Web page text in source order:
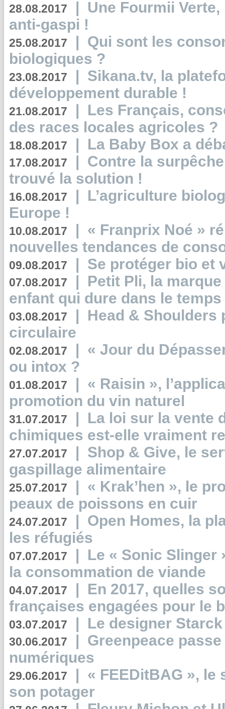
28.08.2017 | Une Fourmii
anti-gaspi !
25.08.2017 | Qui sont les
biologiques ?
23.08.2017 | Sikana.tv, la
développement durable !
21.08.2017 | Les Français,
des races locales agricoles ?
18.08.2017 | La Baby Box a
17.08.2017 | Contre la
trouvé la solution !
16.08.2017 | L’agriculture
Europe !
10.08.2017 | « Franprix Noé »
nouvelles tendances de
09.08.2017 | Se protéger bio et
07.08.2017 | Petit Pli, la
enfant qui dure dans le temps
03.08.2017 | Head & Shoulders
circulaire
02.08.2017 | « Jour du
ou intox ?
01.08.2017 | « Raisin »,
promotion du vin naturel
31.07.2017 | La loi sur la vente
chimiques est-elle vraiment
27.07.2017 | Shop & Give, le
gaspillage alimentaire
25.07.2017 | « Krak’hen », le
peaux de poissons en cuir
24.07.2017 | Open Homes, la
les réfugiés
07.07.2017 | Le « Sonic Slinger
la consommation de viande
04.07.2017 | En 2017, quelles
françaises engagées pour le
03.07.2017 | Le designer
30.06.2017 | Greenpeace
numériques
29.06.2017 | « FEEDitBAG », le
son potager